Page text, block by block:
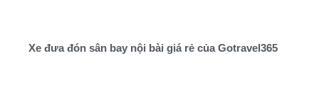
Xe đưa đón sân bay nội bài giá rẻ của Gotravel365